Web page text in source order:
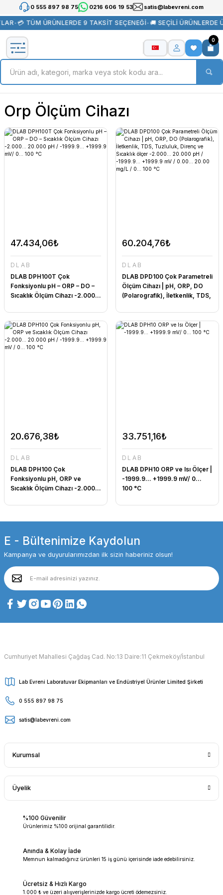
0 555 897 98 75 0216 606 19 53 satis@labevreni.com
•💳 TÜM ÜRÜNLERDE 9 TAKSİT SEÇENEĞİ•🚚 SEÇİLİ ÜRÜNLERDE
0
Orp Ölçüm Cihazı
47.434,06₺
DLAB
DLAB DPH100T Çok
Fonksiyonlu pH – ORP – DO –
Sıcaklık Ölçüm Cihazı -2.000...
+1999.9 mV/ 0... 100 °C
60.204,76₺
DLAB
DLAB DPD100 Çok Parametreli
Ölçüm Cihazı | pH, ORP, DO
(Polarografik), İletkenlik, TDS,
ölçer -2.000... 20.000 pH /
-1999.9... +1999.9 mV /
0.00... 20.00 mg/L / 0... 100
20.676,38₺
DLAB
DLAB DPH100 Çok
Fonksiyonlu pH, ORP ve
Sıcaklık Ölçüm Cihazı -2.000...
+1999.9 mV / 0... 100 °C
33.751,16₺
DLAB
DLAB DPH10 ORP ve Isı Ölçer |
-1999.9... +1999.9 mV/ 0...
100 °C
E - Bültenimize Kaydolun
Kampanya ve duyurularımızdan ilk sizin haberiniz olsun!
Cumhuriyet Mahallesi Çağdaş Cad. No:13 Daire:11 Çekmeköy/İstanbul
Lab Evreni Laboratuvar Ekipmanları ve Endüstriyel Ürünler Limited Şirketi
0 555 897 98 75
satis@labevreni.com
Kurumsal
Üyelik
%100 Güvenilir
Ürünlerimiz %100 orijinal garantilidir.
Anında & Kolay İade
Memnun kalmadığınız ürünleri 15 iş günü içerisinde iade edebilirsiniz.
Ücretsiz & Hızlı Kargo
1.000 ₺ ve üzeri alışverişlerinizde kargo ücreti ödemezsiniz.